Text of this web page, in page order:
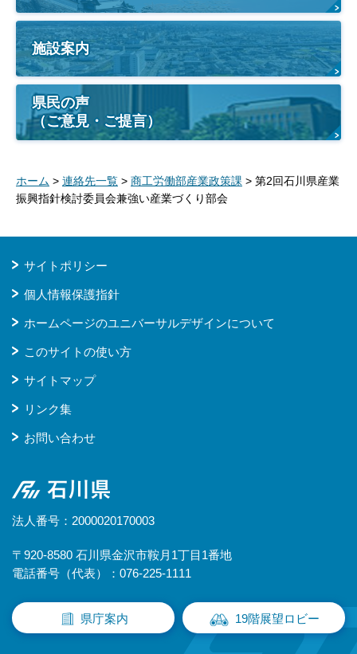
施設案内
県民の声
（ご意見・ご提言）
ホーム > 連絡先一覧 > 商工労働部産業政策課 > 第2回石川県産業
振興指針検討委員会兼強い産業づくり部会
サイトポリシー
個人情報保護指針
ホームページのユニバーサルデザインについて
このサイトの使い方
サイトマップ
リンク集
お問い合わせ
石川県
法人番号：2000020170003
〒920-8580 石川県金沢市鞍月1丁目1番地
電話番号（代表）：076-225-1111
県庁案内 19階展望ロビー